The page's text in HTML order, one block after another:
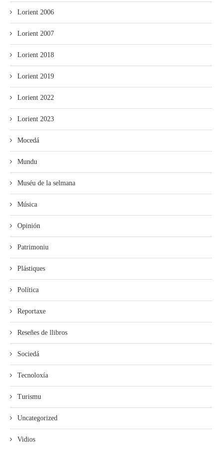
Lorient 2006
Lorient 2007
Lorient 2018
Lorient 2019
Lorient 2022
Lorient 2023
Mocedá
Mundu
Muséu de la selmana
Música
Opinión
Patrimoniu
Plástiques
Política
Reportaxe
Reseñes de llibros
Sociedá
Tecnoloxía
Turismu
Uncategorized
Vidios